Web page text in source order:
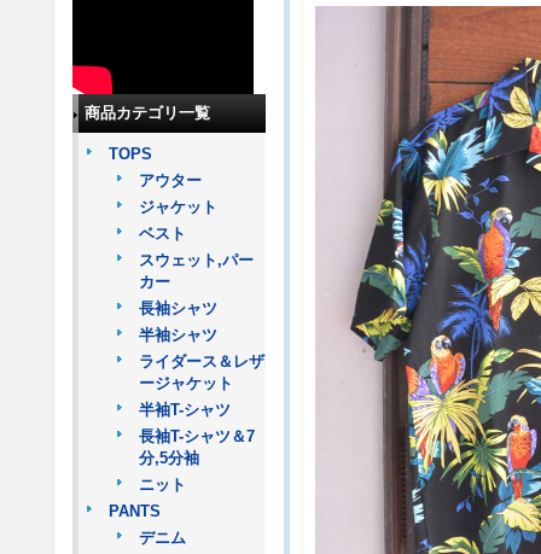
商品カテゴリ一覧
TOPS
アウター
ジャケット
ベスト
スウェット,パー
カー
長袖シャツ
半袖シャツ
ライダース＆レザ
ージャケット
半袖T-シャツ
長袖T-シャツ＆7
分,5分袖
ニット
PANTS
デニム